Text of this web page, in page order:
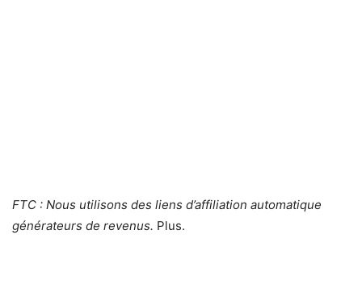
FTC : Nous utilisons des liens d’affiliation automatique
générateurs de revenus. Plus.